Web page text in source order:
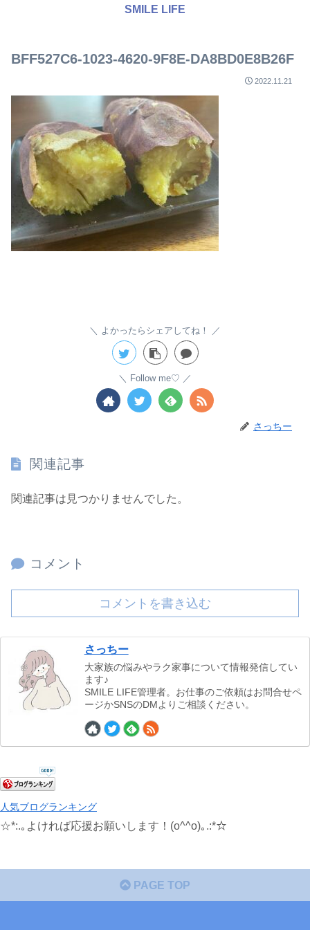
SMILE LIFE
BFF527C6-1023-4620-9F8E-DA8BD0E8B26F
2022.11.21
よかったらシェアしてね！
Follow me♡
さっちー
関連記事
関連記事は見つかりませんでした。
コメント
コメントを書き込む
さっちー
大家族の悩みやラク家事について情報発信してい
ます♪
SMILE LIFE管理者。お仕事のご依頼はお問合せペ
ージかSNSのDMよりご相談ください。
人気ブログランキング
☆*:.｡よければ応援お願いします！(o^^o)｡.:*☆
PAGE TOP